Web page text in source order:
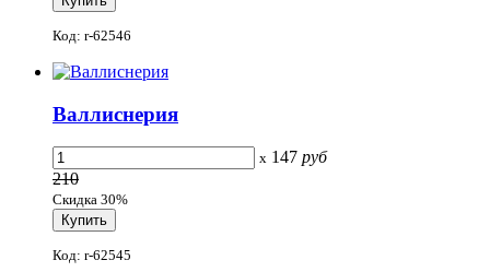
Код: r-62546
Валлиснерия
x 147 руб
210
Скидка 30%
Код: r-62545